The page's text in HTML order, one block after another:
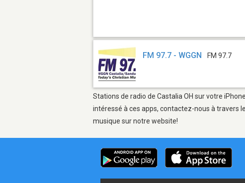
FM 97.7 - WGGN FM 97.7
Stations de radio de Castalia OH sur votre
intéressé à ces apps, contactez-nous à travers
musique sur notre website!